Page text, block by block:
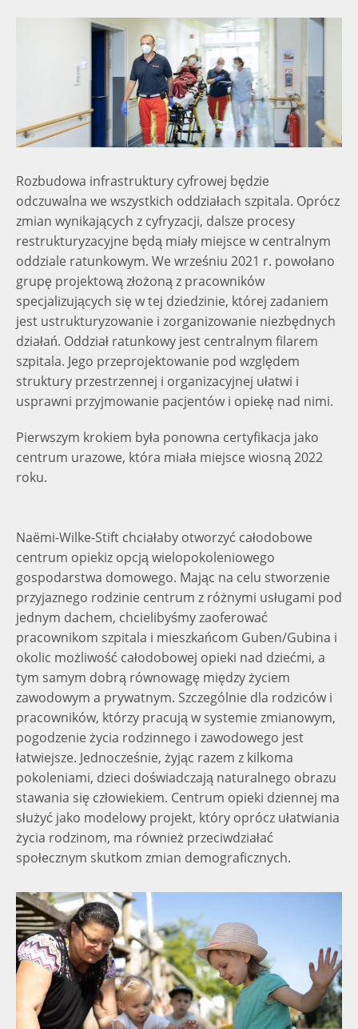
Rozbudowa infrastruktury cyfrowej będzie
odczuwalna we wszystkich oddziałach szpitala. Oprócz
zmian wynikających z cyfryzacji, dalsze procesy
restrukturyzacyjne będą miały miejsce w centralnym
oddziale ratunkowym. We wrześniu 2021 r. powołano
grupę projektową złożoną z pracowników
specjalizujących się w tej dziedzinie, której zadaniem
jest ustrukturyzowanie i zorganizowanie niezbędnych
działań. Oddział ratunkowy jest centralnym filarem
szpitala. Jego przeprojektowanie pod względem
struktury przestrzennej i organizacyjnej ułatwi i
usprawni przyjmowanie pacjentów i opiekę nad nimi.
Pierwszym krokiem była ponowna certyfikacja jako
centrum urazowe, która miała miejsce wiosną 2022
roku.
Naëmi-Wilke-Stift chciałaby otworzyć całodobowe
centrum opiekiz opcją wielopokoleniowego
gospodarstwa domowego. Mając na celu stworzenie
przyjaznego rodzinie centrum z różnymi usługami pod
jednym dachem, chcielibyśmy zaoferować
pracownikom szpitala i mieszkańcom Guben/Gubina i
okolic możliwość całodobowej opieki nad dziećmi, a
tym samym dobrą równowagę między życiem
zawodowym a prywatnym. Szczególnie dla rodziców i
pracowników, którzy pracują w systemie zmianowym,
pogodzenie życia rodzinnego i zawodowego jest
łatwiejsze. Jednocześnie, żyjąc razem z kilkoma
pokoleniami, dzieci doświadczają naturalnego obrazu
stawania się człowiekiem. Centrum opieki dziennej ma
służyć jako modelowy projekt, który oprócz ułatwiania
życia rodzinom, ma również przeciwdziałać
społecznym skutkom zmian demograficznych.